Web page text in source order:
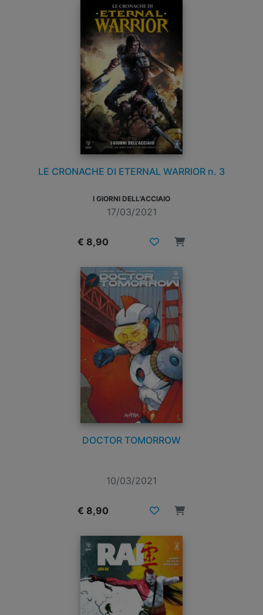
LE CRONACHE DI ETERNAL WARRIOR n. 3
I GIORNI DELL’ACCIAIO
17/03/2021
€ 8,90
DOCTOR TOMORROW
10/03/2021
€ 8,90